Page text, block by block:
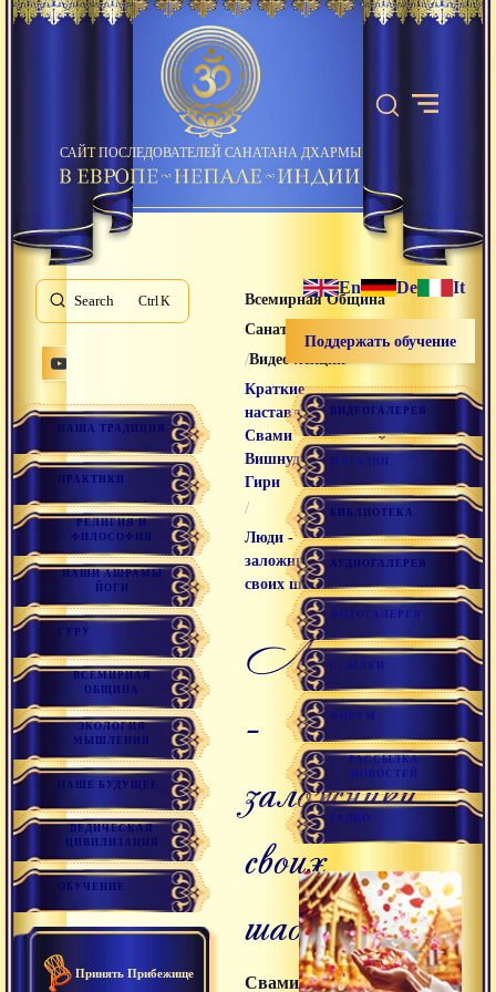
САЙТ ПОСЛЕДОВАТЕЛЕЙ САНАТАНА ДХАРМЫ
Search K
НАША ТРАДИЦИЯ
ПРАКТИКИ
РЕЛИГИЯ И
ФИЛОСОФИЯ
НАШИ АШРАМЫ
ЙОГИ
ГУРУ
ВСЕМИРНАЯ
ОБЩИНА
ЭКОЛОГИЯ
МЫШЛЕНИЯ
НАШЕ БУДУЩЕЕ
ВЕДИЧЕСКАЯ
ЦИВИЛИЗАЦИЯ
ОБУЧЕНИЕ
Принять Прибежище
Всемирная Община
Санатана Дхармы
/Видео лекции/
Краткие
наставления
Свами
Вишнудевананда
Гири
/
Люди -
заложники
своих шаблонов
Люди
-
заложники
своих
шаблонов
Свами
En De It
Поддержать обучение
ВИДЕОГАЛЕРЕЯ
МАГАЗИН
БИБЛИОТЕКА
АУДИОГАЛЕРЕЯ
ФОТОГАЛЕРЕЯ
ССЫЛКИ
ФОРУМ
РАССЫЛКА
НОВОСТЕЙ
РАДИО